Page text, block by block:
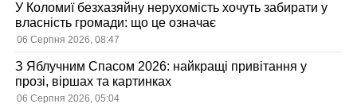
У Коломиї безхазяйну нерухомість хочуть забирати у
власність громади: що це означає
06 Серпня 2026, 08:47
З Яблучним Спасом 2026: найкращі привітання у
прозі, віршах та картинках
06 Серпня 2026, 05:04